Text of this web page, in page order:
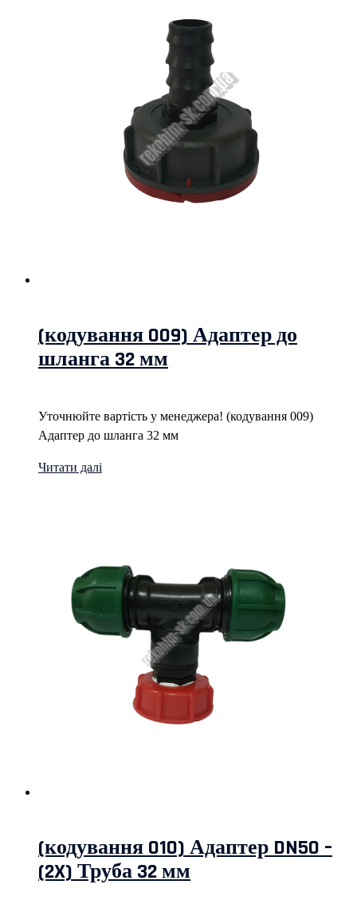
(кодування 009) Адаптер до
шланга 32 мм
Уточнюйте вартість у менеджера! (кодування 009)
Адаптер до шланга 32 мм
Читати далі
(кодування 010) Адаптер DN50 –
(2X) Труба 32 мм